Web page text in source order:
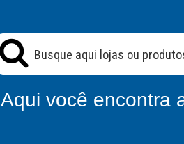
Aqui você encontra